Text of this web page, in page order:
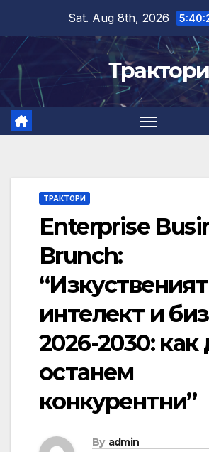
content
Sat. Aug 8th, 2026
Трактори
ТРАКТОРИ
Enterprise
Brunch:
“Изкуственият
интелект и
2026-2030: как
останем
конкурентни”
By admin